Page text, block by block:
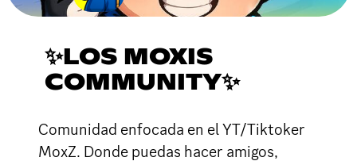
✨LOS MOXIS
COMMUNITY✨
Comunidad enfocada en el YT/Tiktoker
MoxZ. Donde puedas hacer amigos,